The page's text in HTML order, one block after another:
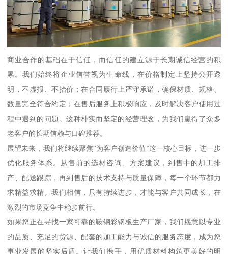
商业合作的基础在于信任，而信任的建立源于长期诚信经营的积
累。我们始终将企业信誉视为生命线，在价格制定上坚持公开透
明，不虚报、不抬价；在合同履行上严守承诺，确保材质、规格、
数量完全符合约定；在售后服务上积极响应，及时解决客户使用过
程中遇到的问题。这种朴实而坚定的经营理念，为我们赢得了众多
老客户的长期信赖与口碑推荐。
展望未来，我们将继续聚焦“为客户创造价值”这一核心目标，进一步
优化服务体系。从售前的选材咨询、方案建议，到售中的加工排
产、配送跟踪，再到售后的技术支持与质量保障，每一个环节都力
求精益求精。我们相信，只有持续进步，才能与客户共同成长，在
激烈的市场竞争中稳步前行。
如果您正在寻找一家可靠的鞍钢彩钢板生产厂家，我们愿意以专业
的品质、充足的货源、配套的加工能力与诚信的服务态度，成为您
事业发展的坚实后盾。让我们携手，用优质材料构筑更美好的明